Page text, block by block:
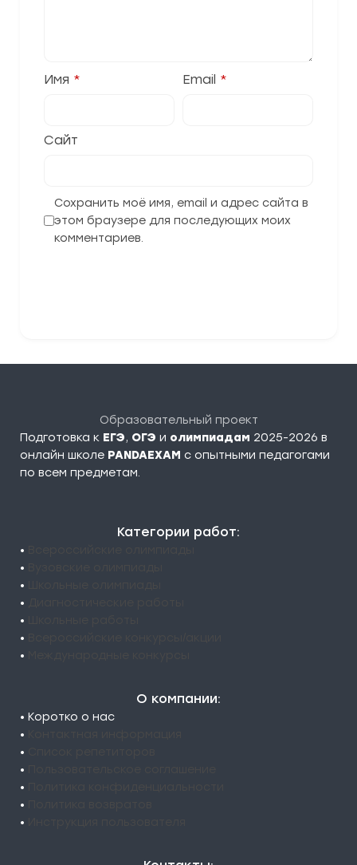
Имя * Email *
Сайт
Сохранить моё имя, email и адрес сайта в
этом браузере для последующих моих
комментариев.
Образовательный проект
Подготовка к ЕГЭ, ОГЭ и олимпиадам 2025-2026 в
онлайн школе PANDAEXAM c опытными педагогами
по всем предметам.
Категории работ:
•
•
•
•
•
•
•
О компании:
• Коротко о нас
•
•
•
•
•
•